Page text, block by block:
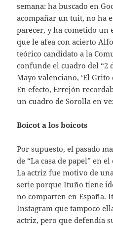
semana: ha buscado en
acompañar un tuit, no ha
parecer, y ha cometido
que le afea con acierto
teórico candidato a la
confunde el cuadro del “2
Mayo valenciano, ‘El Grito
En efecto, Errejón
un cuadro de Sorolla en
Boicot a los boicots
Por supuesto, el pasado
de “La casa de papel” en
La actriz fue motivo de
serie porque Ituño tiene
no comparten en España.
Instagram que tampoco
actriz, pero que defendía